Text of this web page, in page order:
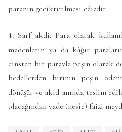
paranın geciktirilmesi câizdir.
4. Sarf akdi. Para olarak
madenlerin ya da kâğıt
cinsten bir parayla peşin olarak
bedellerden birinin peşin
dönüşür ve akid anında teslim
olacağından vade (nesîe) faizi